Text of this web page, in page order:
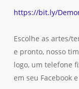
https://bit.ly/
Escolhe as artes/
e pronto, nosso
logo, um telefone
em seu Facebook